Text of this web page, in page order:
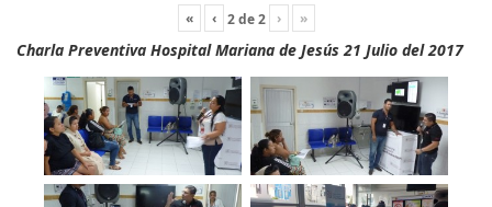
« ‹ 2de2 › »
Charla Preventiva Hospital Mariana de Jesús 21 Julio del 2017